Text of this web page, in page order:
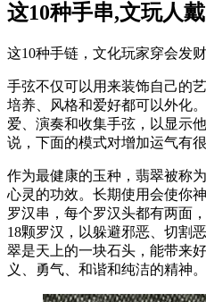
这10种手串,文玩人
这10种手链，文化玩家穿会发财
手弦不仅可以用来装饰自己的
培养、风格和爱好都可以外化
爱、演奏和收集手弦，以显示
说，下面的模式对增加运气有很
作为最健康的玉种，翡翠被称
心灵的功效。长期使用会使你
罗汉串，每个罗汉头都有两面
18颗罗汉，以躲避邪恶、切割
翠是天上的一块石头，能带来
义、勇气、和谐和纯洁的精神。